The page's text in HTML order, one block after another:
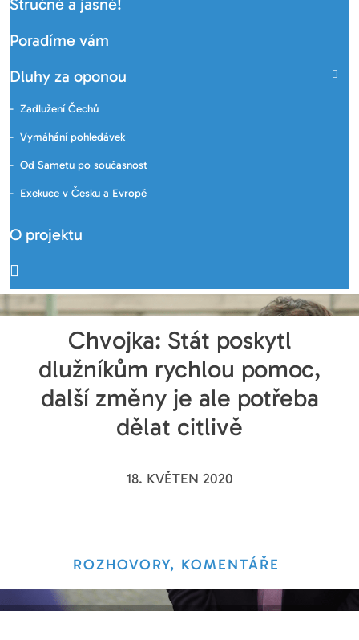
Stručně a jasně!
Poradíme vám
Dluhy za oponou
Zadlužení Čechů
Vymáhání pohledávek
Od Sametu po současnost
Exekuce v Česku a Evropě
O projektu
Chvojka: Stát poskytl
dlužníkům rychlou pomoc,
další změny je ale potřeba
dělat citlivě
18. KVĚTEN 2020
ROZHOVORY, KOMENTÁŘE